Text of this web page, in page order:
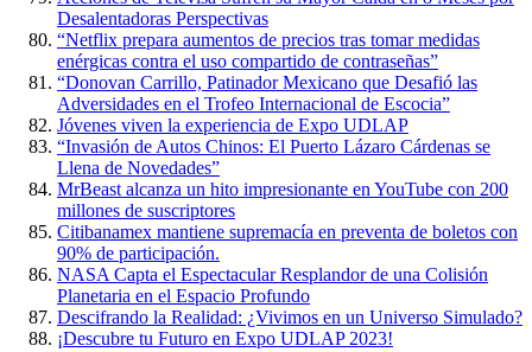
Desalentadoras Perspectivas
“Netflix prepara aumentos de precios tras tomar medidas
enérgicas contra el uso compartido de contraseñas”
“Donovan Carrillo, Patinador Mexicano que Desafió las
Adversidades en el Trofeo Internacional de Escocia”
Jóvenes viven la experiencia de Expo UDLAP
“Invasión de Autos Chinos: El Puerto Lázaro Cárdenas se
Llena de Novedades”
MrBeast alcanza un hito impresionante en YouTube con 200
millones de suscriptores
Citibanamex mantiene supremacía en preventa de boletos con
90% de participación.
NASA Capta el Espectacular Resplandor de una Colisión
Planetaria en el Espacio Profundo
Descifrando la Realidad: ¿Vivimos en un Universo Simulado?
¡Descubre tu Futuro en Expo UDLAP 2023!